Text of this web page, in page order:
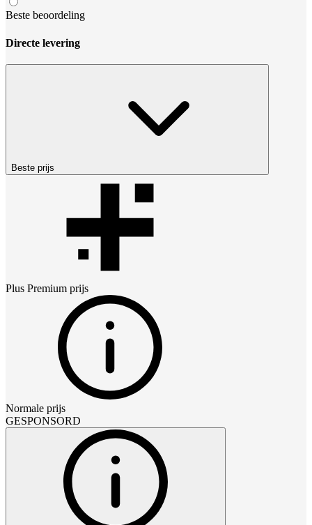
Beste beoordeling
Directe levering
Beste prijs
Plus Premium prijs
Normale prijs
GESPONSORD